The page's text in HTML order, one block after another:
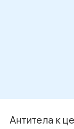
Антитела к